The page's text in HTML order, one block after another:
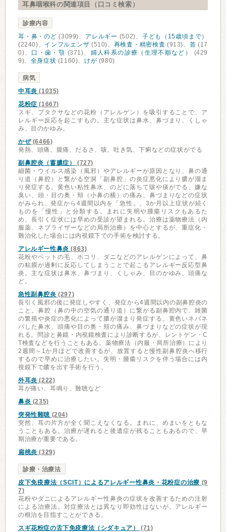
耳鼻咽喉科の関連項目（口コミ検索）
診療内容
耳・鼻・のど (3099)、 アレルギー (502)、 子ども（15歳頃まで）
(2240)、 インフルエンザ (510)、 再検査・精密検査 (913)、 首 (17
0)、 口・歯・顎 (371)、 婦人科系の診療（生理不順など）
(429
9)、 全身症状 (1160)、 けが (980)
病気
中耳炎 (1035)
花粉症 (1667)
スギ、ブタクサなどの花粉（アレルゲン）を吸引することで、ア
レルギー反応を起こすもの。主な症状は鼻水、鼻づまり、くしゃ
み、目のかゆみ。
かぜ(6466)
発熱、頭痛、腹痛、だるさ、咳、吐き気、下痢などの症状がでる
副鼻腔炎（蓄膿症）
(727)
細菌・ウイルス感染（風邪）やアレルギーが原因となり、鼻の通
り道（鼻腔）と繋がる空洞「副鼻腔」の炎症悪化により膿が溜ま
り発症する。黄色い粘性鼻水、のどに落ちて咳や痰がでる、嫌な
臭い、頭・目の奥・頬（小鼻の横）の痛み、鼻づまりなどの症状
がみられ、発症から4週間以内を「急性」、3か月以上症状が続く
ものを「慢性」と分類する。まれに失明や腫瘍リスクもあるた
め、長引く症状には早めの受診が望まれる。治療は薬物療法（内
服薬、ネブライザーなどの局所治療）を中心とするが、重症化・
難治化した場合には内視鏡下での手術を検討する。
アレルギー性鼻炎 (863)
花粉やペットの毛、ホコリ、ダニなどのアレルゲンによって、鼻
の粘膜が過剰に反応してしまうことで起こるアレルギー反応型鼻
炎。主な症状は鼻水、鼻づまり、くしゃみ、目のかゆみ、頭痛な
ど。
急性副鼻腔炎 (297)
長引く風邪の後に発症しやすく、発症から4週間以内の副鼻腔炎の
こと。鼻腔（鼻の中の空気の通り道）に繋がる副鼻腔内で、雑菌
の繁殖や炎症の悪化によって膿が溜まり発症する。黄色いネバネ
バした鼻水、頭痛や目の奥・頬の痛み、鼻づまりなどの症状が現
れる。問診と鼻鏡・内視鏡検査により診断するが、レントゲン・C
T検査などを行うこともある。薬物療法（内服・局所治療）により
2週間～1か月ほどで改善するが、放置すると慢性副鼻腔炎へ移行
するので早めに治療したい。失明・腫瘍リスクを伴う場合には内
視鏡下で膿を出す手術を行う。
外耳炎 (222)
耳が痛い、耳鳴り、難聴など
鼻炎 (235)
突発性難聴 (204)
突然、耳の片方が全く聞こえなくなる。まれに、めまいをともな
うこともある。治療が遅れると後遺症が残ることもあるので、早
期治療が重要である。
扁桃炎 (329)
診療・治療法
皮下免疫療法（SCIT）によるアレルギー性鼻炎・花粉症の治療 (9
7)
花粉やダニによるアレルギー性鼻炎の症状を改善するための注射
による治療法。対症療法とは異なり即効性はないが、アレルギー
の根治を目指すことができる。
スギ花粉症の舌下免疫療法（シダキュア）
(71)